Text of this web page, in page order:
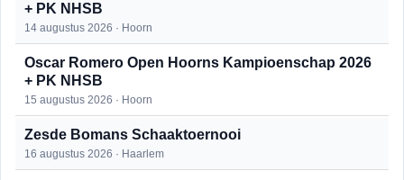
+ PK NHSB
14 augustus 2026 · Hoorn
Oscar Romero Open Hoorns Kampioenschap 2026
+ PK NHSB
15 augustus 2026 · Hoorn
Zesde Bomans Schaaktoernooi
16 augustus 2026 · Haarlem